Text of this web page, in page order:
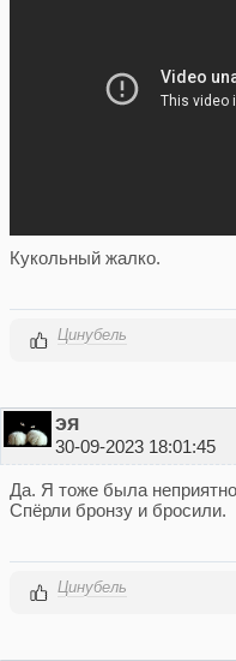
Кукольный жалко.
Цинубель
эя
30-09-2023 18:01:45
Да. Я тоже была
Спёрли бронзу и бросили.
Цинубель